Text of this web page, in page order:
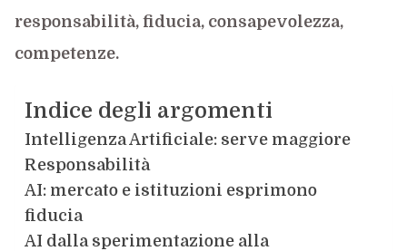
responsabilità, fiducia, consapevolezza,
competenze.
Indice degli argomenti
Intelligenza Artificiale: serve maggiore
Responsabilità
AI: mercato e istituzioni esprimono
fiducia
AI dalla sperimentazione alla